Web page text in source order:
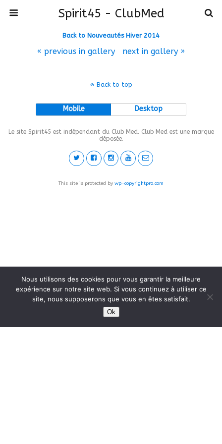
Spirit45 - ClubMed
Back to Nouveautés Hiver 2014
« previous in gallery next in gallery »
Back to top
Mobile Desktop
Le site Spirit45 est indépendant du Club Med. Club Med est une marque
déposée.
This site is protected by wp-copyrightpro.com
Nous utilisons des cookies pour vous garantir la meilleure
expérience sur notre site web. Si vous continuez à utiliser ce
site, nous supposerons que vous en êtes satisfait.
Ok